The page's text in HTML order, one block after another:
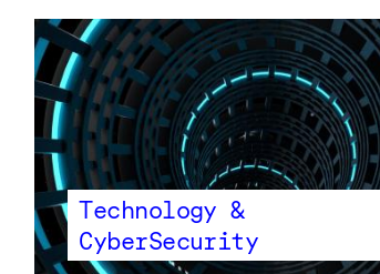
Technology &
CyberSecurity